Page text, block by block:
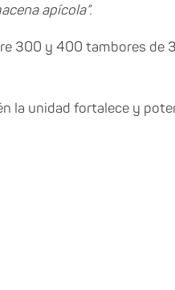
apícola”.
300 y 400 tambores de
la unidad fortalece y